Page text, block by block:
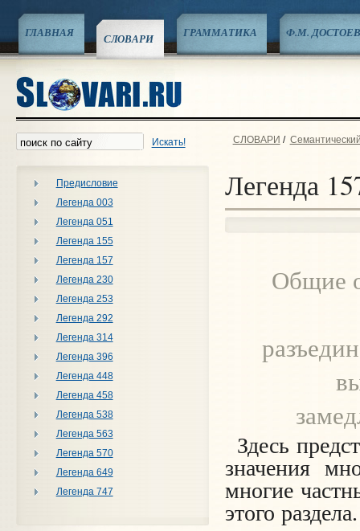
ГЛАВНАЯ СЛОВАРИ ГРАММАТИКА Ф.М.
Искать!
Предисловие
Легенда 003
Легенда 051
Легенда 155
Легенда 157
Легенда 230
Легенда 253
Легенда 292
Легенда 314
Легенда 396
Легенда 448
Легенда 458
Легенда 538
Легенда 563
Легенда 570
Легенда 649
Легенда 747
СЛОВАРИ /
Легенда
Общие
Здесь
значения
многие
этого